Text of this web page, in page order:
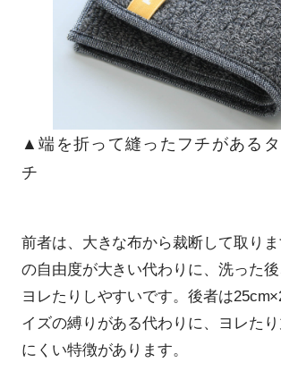
▲端を折って縫ったフチがある
チ
前者は、大きな布から裁断して取り
の自由度が大きい代わりに、洗った後
ヨレたりしやすいです。後者は
イズの縛りがある代わりに、ヨレた
にくい特徴があります。